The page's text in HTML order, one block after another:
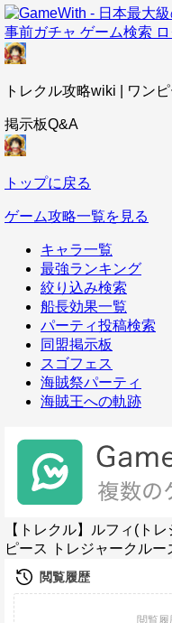
事前ガチャ ゲーム検索
トレクル攻略wiki | ワン
掲示板Q&A
トップに戻る
ゲーム攻略一覧を見る
キャラ一覧
最強ランキング
絞り込み検索
船長効果一覧
パーティ投稿検索
同盟掲示板
スゴフェス
海賊祭パーティ
海賊王への軌跡
【トレクル】ルフィ(ト
ピース トレジャークルー